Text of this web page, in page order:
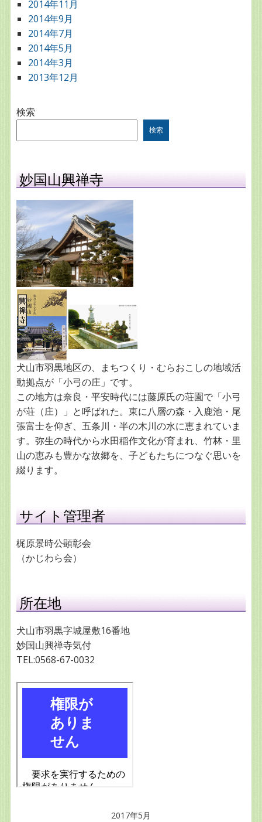
2014年11月
2014年9月
2014年7月
2014年5月
2014年3月
2013年12月
検索
検索
妙国山興禅寺
犬山市羽黒地区の、まちつくり・むらおこしの地域活
動拠点が「小弓の庄」です。
この地方は奈良・平安時代には藤原氏の荘園で「小弓
が荘（庄）」と呼ばれた。東に八層の森・入鹿池・尾
張富士を仰ぎ、五条川・半の木川の水に恵まれていま
す。弥生の時代から水田稲作文化が育まれ、竹林・里
山の恵みも豊かな故郷を、子どもたちにつなぐ思いを
綴ります。
サイト管理者
梶原景時公顕彰会
（かじわら会）
所在地
犬山市羽黒字城屋敷16番地
妙国山興禅寺気付
TEL:0568-67-0032
2017年5月